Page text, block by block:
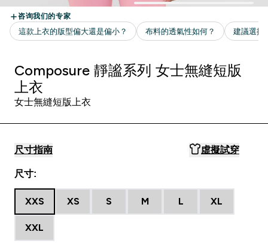
Composure 靜謐系列 女士無縫短版
上衣
女士無縫短版上衣
尺寸指南 虛擬試穿
尺寸:
XXS XS S M L XL
XXL